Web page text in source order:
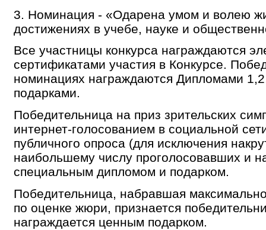
3. Номинация - «Одарена умом и волею
достижениях в учебе, науке и
Все участницы конкурса награждаются
сертификатами участия в Конкурсе.
номинациях награждаются Дипломами
подарками.
Победительница на приз зрительских
интернет-голосованием в социальной
публичного опроса (для исключения
наибольшему числу проголосовавших и
специальным дипломом и подарком.
Победительница, набравшая
по оценке жюри, признается
награждается ценным подарком.